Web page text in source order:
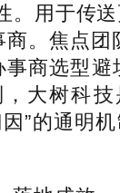
。用于传
。焦点
商选型
大树科
”的通明